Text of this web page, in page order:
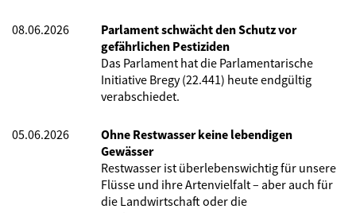
08.06.2026
Parlament schwächt den Schutz vor
gefährlichen Pestiziden
Das Parlament hat die Parlamentarische
Initiative Bregy (22.441) heute endgültig
verabschiedet.
05.06.2026
Ohne Restwasser keine lebendigen
Gewässer
Restwasser ist überlebenswichtig für unsere
Flüsse und ihre Artenvielfalt – aber auch für
die Landwirtschaft oder die